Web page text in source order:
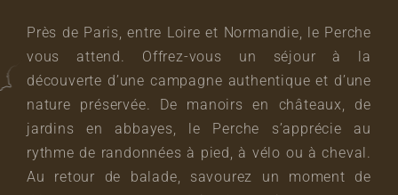
Près de Paris, entre Loire et Normandie, le Perche
vous attend. Offrez-vous un séjour à la
découverte d’une campagne authentique et d’une
nature préservée. De manoirs en châteaux, de
jardins en abbayes, le Perche s’apprécie au
rythme de randonnées à pied, à vélo ou à cheval.
Au retour de balade, savourez un moment de